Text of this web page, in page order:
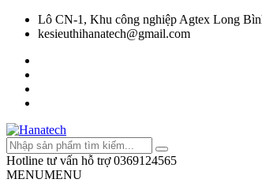
Lô CN-1, Khu công nghiệp Agtex Long
kesieuthihanatech@gmail.com
Hotline tư vấn hỗ trợ 0369124565
MENUMENU